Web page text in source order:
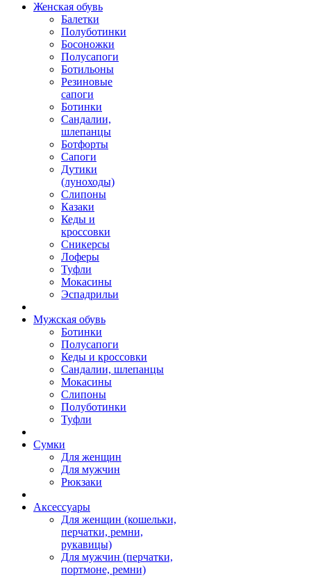
Женская обувь
Балетки
Полуботинки
Босоножки
Полусапоги
Ботильоны
Резиновые
сапоги
Ботинки
Сандалии,
шлепанцы
Ботфорты
Сапоги
Дутики
(луноходы)
Слипоны
Казаки
Кеды и
кроссовки
Сникерсы
Лоферы
Туфли
Мокасины
Эспадрильи
Мужская обувь
Ботинки
Полусапоги
Кеды и кроссовки
Сандалии, шлепанцы
Мокасины
Слипоны
Полуботинки
Туфли
Сумки
Для женщин
Для мужчин
Рюкзаки
Аксессуары
Для женщин (кошельки,
перчатки, ремни,
рукавицы)
Для мужчин (перчатки,
портмоне, ремни)